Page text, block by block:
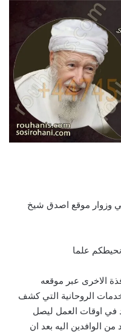
وزوار موقع اصدق شيخ
علما
الاخرى عبر موقعه
الروحانية التي كشف
في اوقات العمل ليصل
الوافدين اليه بعد ان